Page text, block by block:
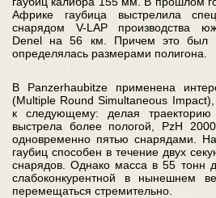
Африке гаубица выстрелила
снарядом V-LAP производства
Denel на 56 км. Причем это был
определялась размерами полигона.
В Panzerhaubitze применена
(Multiple Round Simultaneous
к следующему: делая траекторию
выстрела более пологой, PzH
одновременно пятью снарядами.
гаубиц способен в течение двух
снарядов. Однако масса в 55 тонн
слабоконкурентной в нынешнем
перемещаться стремительно.